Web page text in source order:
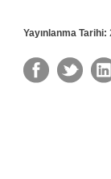
Yayınlanma Tarihi: